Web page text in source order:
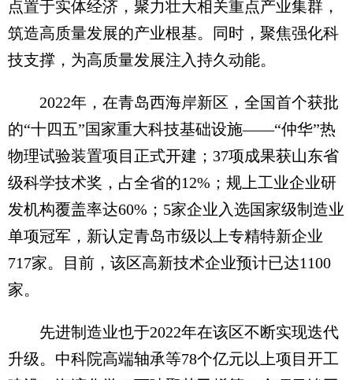
点置于实体经济，聚力壮大相关重点产业集群，
筑造高质量发展的产业根基。同时，聚焦强化科
技支撑，为高质量发展注入持久动能。
2022年，在青岛西海岸新区，全国首个获批
的“十四五”国家重大科技基础设施——“仲华”热
物理试验装置项目正式开建；37项成果获山东省
级科学技术奖，占全省的12%；规上工业企业研
发机构覆盖率达60%；5家企业入选国家级制造业
单项冠军，新认定青岛市级以上专精特新企业
717家。目前，该区高新技术企业预计已达1100
家。
先进制造业也于2022年在该区不断实现迭代
升级。中科院高端轴承等78个亿元以上项目开工